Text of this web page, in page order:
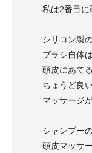
私は2番目に
シリコン製
ブラシ自体
頭皮にあて
ちょうど良
マッサージ
シャンプー
頭皮マッサ